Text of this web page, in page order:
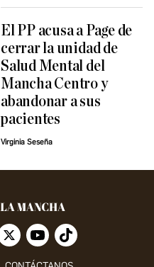
El PP acusa a Page de
cerrar la unidad de
Salud Mental del
Mancha Centro y
abandonar a sus
pacientes
Virginia Seseña